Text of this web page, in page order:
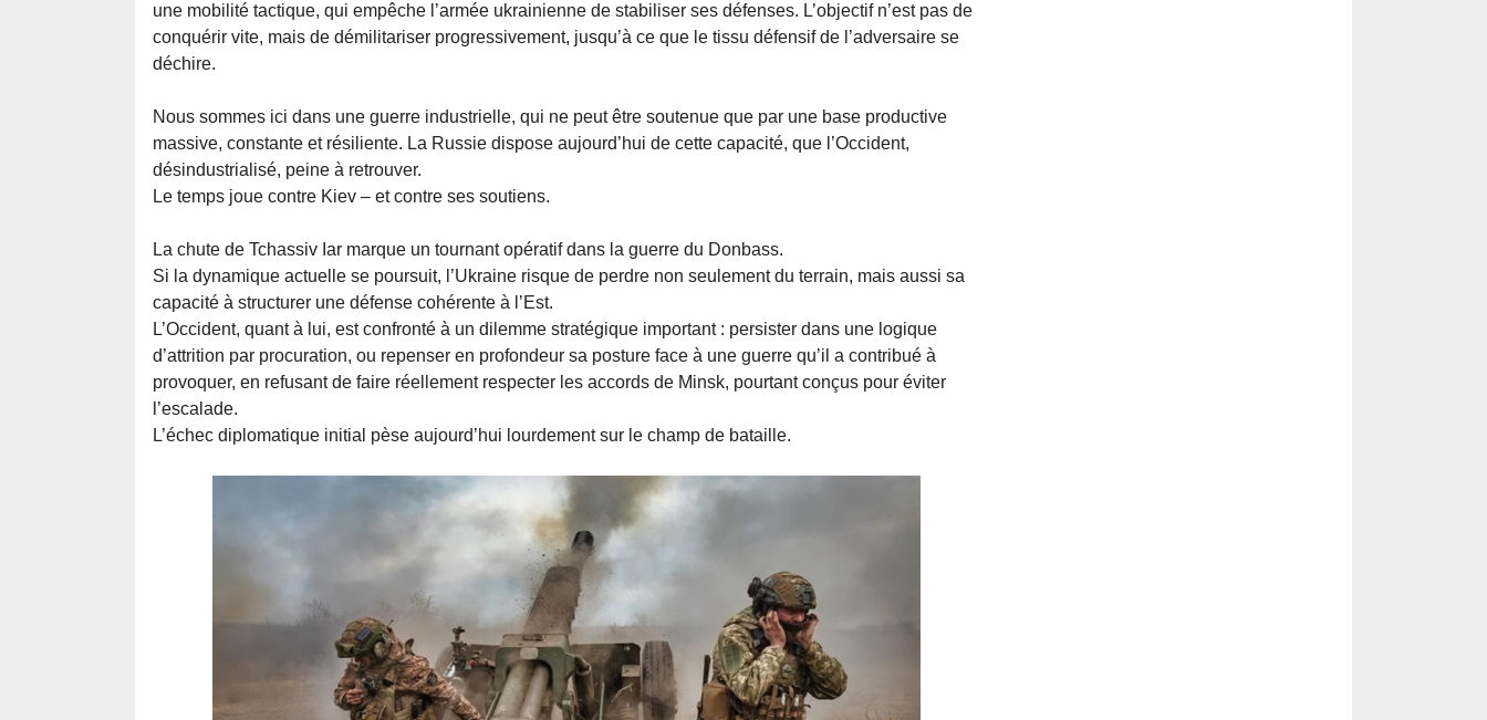
une mobilité tactique, qui empêche l’armée ukrainienne de stabiliser ses défenses. L’objectif n’est pas de
conquérir vite, mais de démilitariser progressivement, jusqu’à ce que le tissu défensif de l’adversaire se
déchire.
Nous sommes ici dans une guerre industrielle, qui ne peut être soutenue que par une base productive
massive, constante et résiliente. La Russie dispose aujourd’hui de cette capacité, que l’Occident,
désindustrialisé, peine à retrouver.
Le temps joue contre Kiev – et contre ses soutiens.
La chute de Tchassiv Iar marque un tournant opératif dans la guerre du Donbass.
Si la dynamique actuelle se poursuit, l’Ukraine risque de perdre non seulement du terrain, mais aussi sa
capacité à structurer une défense cohérente à l’Est.
L’Occident, quant à lui, est confronté à un dilemme stratégique important : persister dans une logique
d’attrition par procuration, ou repenser en profondeur sa posture face à une guerre qu’il a contribué à
provoquer, en refusant de faire réellement respecter les accords de Minsk, pourtant conçus pour éviter
l’escalade.
L’échec diplomatique initial pèse aujourd’hui lourdement sur le champ de bataille.